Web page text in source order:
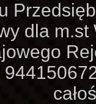
dla m.st